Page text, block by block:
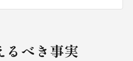
るべき事実